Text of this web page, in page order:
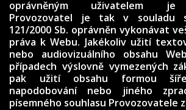
oprávněným uživatelem je
Provozovatel je tak v souladu
121/2000 Sb. oprávněn vykonávat
práva k Webu. Jakékoliv užití
nebo audiovizuálního obsahu
případech výslovně vymezených
pak užití obsahu formou
napodobování nebo jiného
písemného souhlasu Provozovatele